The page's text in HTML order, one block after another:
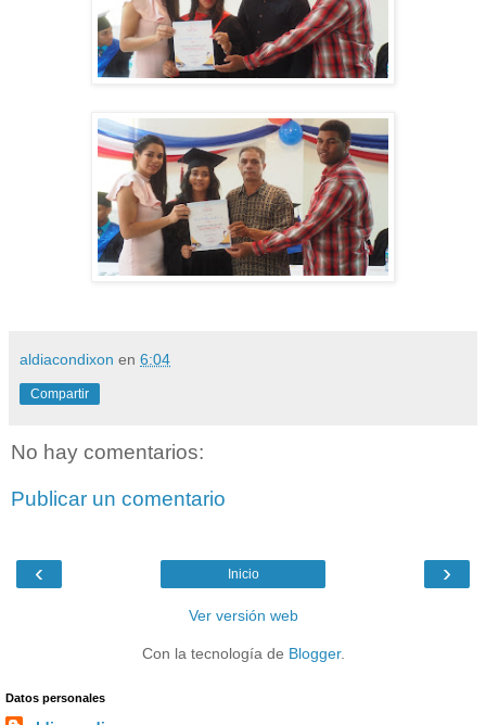
aldiacondixon en 6:04
Compartir
No hay comentarios:
Publicar un comentario
‹ ›
Inicio
Ver versión web
Con la tecnología de Blogger.
Datos personales